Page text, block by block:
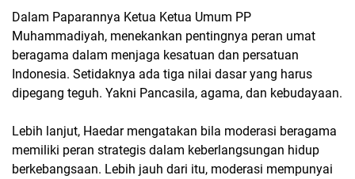
Dalam Paparannya Ketua Ketua Umum PP
Muhammadiyah, menekankan pentingnya peran umat
beragama dalam menjaga kesatuan dan persatuan
Indonesia. Setidaknya ada tiga nilai dasar yang harus
dipegang teguh. Yakni Pancasila, agama, dan kebudayaan.
Lebih lanjut, Haedar mengatakan bila moderasi beragama
memiliki peran strategis dalam keberlangsungan hidup
berkebangsaan. Lebih jauh dari itu, moderasi mempunyai